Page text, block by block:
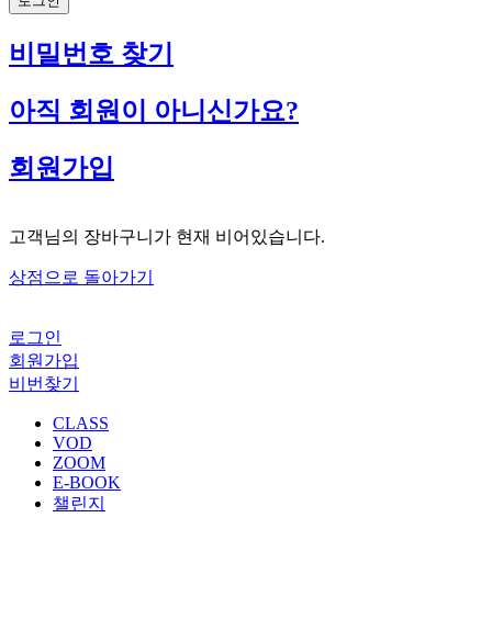
비밀번호 찾기
아직 회원이 아니신가요?
회원가입
고객님의 장바구니가 현재 비어있습니다.
상점으로 돌아가기
로그인
회원가입
비번찾기
CLASS
VOD
ZOOM
E-BOOK
챌린지